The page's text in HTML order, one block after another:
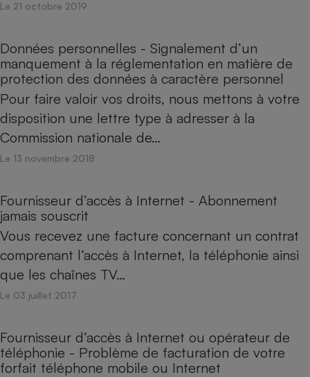
Le 21 octobre 2019
Données personnelles - Signalement d’un
manquement à la réglementation en matière de
protection des données à caractère personnel
Pour faire valoir vos droits, nous mettons à votre
disposition une lettre type à adresser à la
Commission nationale de…
Le 13 novembre 2018
Fournisseur d’accès à Internet - Abonnement
jamais souscrit
Vous recevez une facture concernant un contrat
comprenant l’accès à Internet, la téléphonie ainsi
que les chaînes TV…
Le 03 juillet 2017
Fournisseur d’accès à Internet ou opérateur de
téléphonie - Problème de facturation de votre
forfait téléphone mobile ou Internet